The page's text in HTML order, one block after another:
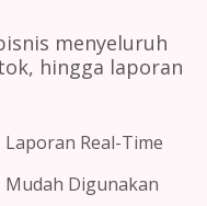
menyeluruh
hingga laporan
Laporan Real-Time
Mudah Digunakan